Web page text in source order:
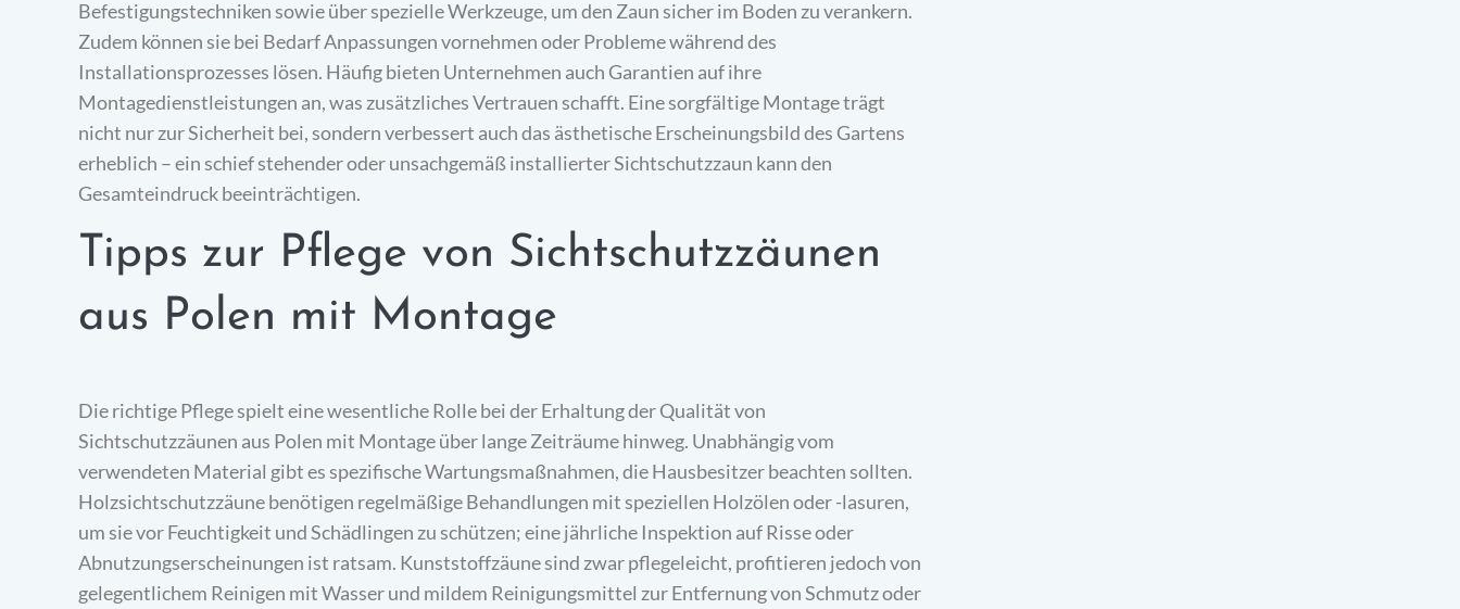
Befestigungstechniken sowie über spezielle Werkzeuge, um den Zaun sicher im Boden zu verankern.
Zudem können sie bei Bedarf Anpassungen vornehmen oder Probleme während des
Installationsprozesses lösen. Häufig bieten Unternehmen auch Garantien auf ihre
Montagedienstleistungen an, was zusätzliches Vertrauen schafft. Eine sorgfältige Montage trägt
nicht nur zur Sicherheit bei, sondern verbessert auch das ästhetische Erscheinungsbild des Gartens
erheblich – ein schief stehender oder unsachgemäß installierter Sichtschutzzaun kann den
Gesamteindruck beeinträchtigen.
Tipps zur Pflege von Sichtschutzzäunen
aus Polen mit Montage
Die richtige Pflege spielt eine wesentliche Rolle bei der Erhaltung der Qualität von
Sichtschutzzäunen aus Polen mit Montage über lange Zeiträume hinweg. Unabhängig vom
verwendeten Material gibt es spezifische Wartungsmaßnahmen, die Hausbesitzer beachten sollten.
Holzsichtschutzzäune benötigen regelmäßige Behandlungen mit speziellen Holzölen oder -lasuren,
um sie vor Feuchtigkeit und Schädlingen zu schützen; eine jährliche Inspektion auf Risse oder
Abnutzungserscheinungen ist ratsam. Kunststoffzäune sind zwar pflegeleicht, profitieren jedoch von
gelegentlichem Reinigen mit Wasser und mildem Reinigungsmittel zur Entfernung von Schmutz oder